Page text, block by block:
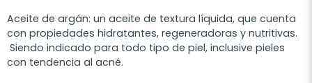
Aceite de argán: un aceite de textura líquida, que cuenta
con propiedades hidratantes, regeneradoras y nutritivas.
Siendo indicado para todo tipo de piel, inclusive pieles
con tendencia al acné.